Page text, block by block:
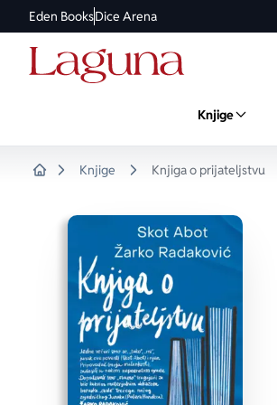
Eden BooksDice Arena
Knjige
Knjige Knjiga o prijateljstvu